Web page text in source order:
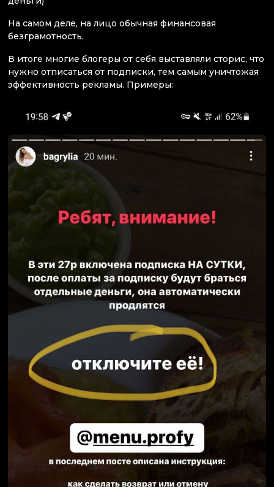
На самом деле, на лицо обычная финансовая
безграмотность.
В итоге многие блогеры от себя выставляли сторис, что
нужно отписаться от подписки, тем самым уничтожая
эффективность рекламы. Примеры: